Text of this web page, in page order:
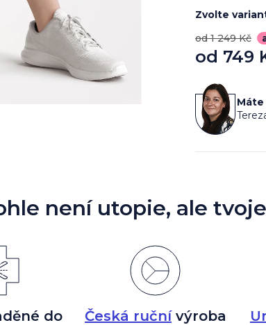
Zvolte
od 1 249 Kč
od 749
cena:
není utopie, ale
do
Česká ručnívýroba